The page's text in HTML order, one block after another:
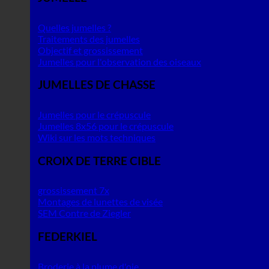
Quelles jumelles ?
Traitements des jumelles
Objectif et grossissement
Jumelles pour l'observation des oiseaux
JUMELLES DE CHASSE
Jumelles pour le crépuscule
Jumelles 8x56 pour le crépuscule
Wiki sur les mots techniques
CROIX DE TERRE CIBLE
grossissement 7x
Montages de lunettes de visée
SEM Contre de Ziegler
FEDERKIEL
Broderie à la plume d'oie